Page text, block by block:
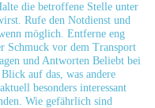
die betroffene Stelle unter
Rufe den Notdienst‍ und
‍möglich. Entferne ⁢eng
Schmuck vor dem Transport
und Antworten Beliebt bei
​auf das, was andere
besonders interessant
Wie ​gefährlich sind